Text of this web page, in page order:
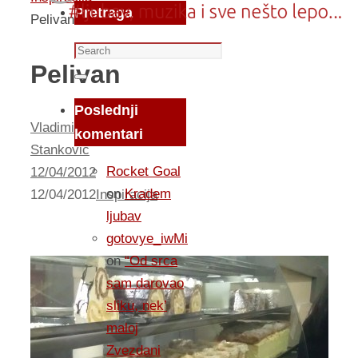
Pelivan
Pelivan
Vladimir
Stankovic
12/04/2012
12/04/2012Inspiracija
Pretraga
Search
for:
Search
Poslednji
komentari
Rocket Goal
onKradem
ljubav
gotovye_iwMi
on“Od srca
sam darovao
sliku, nek’
maloj
Zvezdani